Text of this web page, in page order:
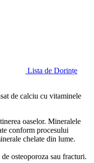
Lista de Dorințe
de calciu cu vitaminele
oaselor. Mineralele
conform procesului
chelate din lume.
osteoporoza sau fracturi.